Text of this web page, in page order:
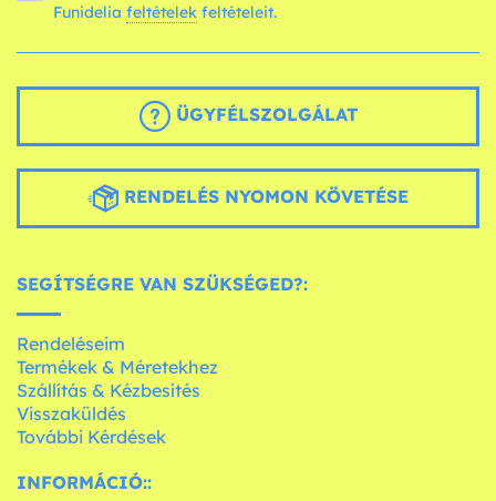
Funidelia feltételek feltételeit.
ÜGYFÉLSZOLGÁLAT
RENDELÉS NYOMON KÖVETÉSE
SEGÍTSÉGRE VAN SZÜKSÉGED?:
Rendeléseim
Termékek & Méretekhez
Szállítás & Kézbesítés
Visszaküldés
További Kérdések
INFORMÁCIÓ::